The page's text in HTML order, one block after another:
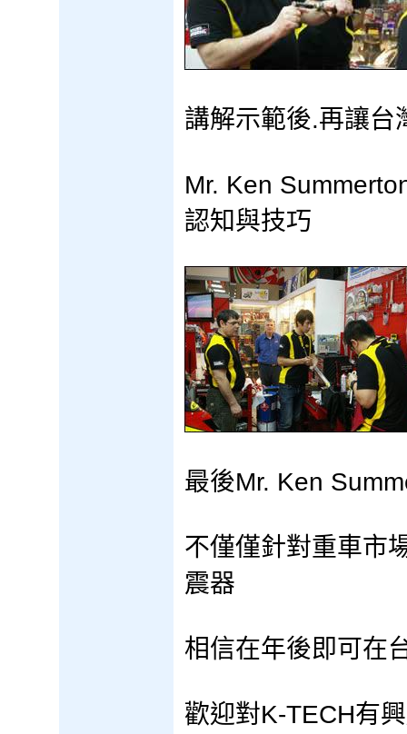
講解示範後.再讓台
Mr. Ken
認知與技巧
最後Mr. Ken
不僅僅針對重車市
震器
相信在年後即可在
歡迎對K-TECH有